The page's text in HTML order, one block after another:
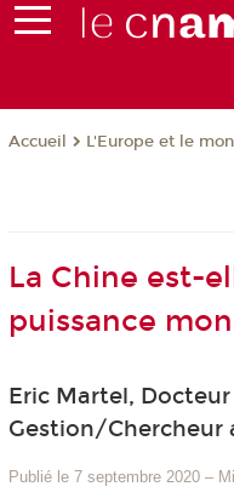
Accueil L'Europe et le
La Chine est-
puissance
Eric Martel,
Gestion/Chercheur
Publié le 7 septembre 2020 –